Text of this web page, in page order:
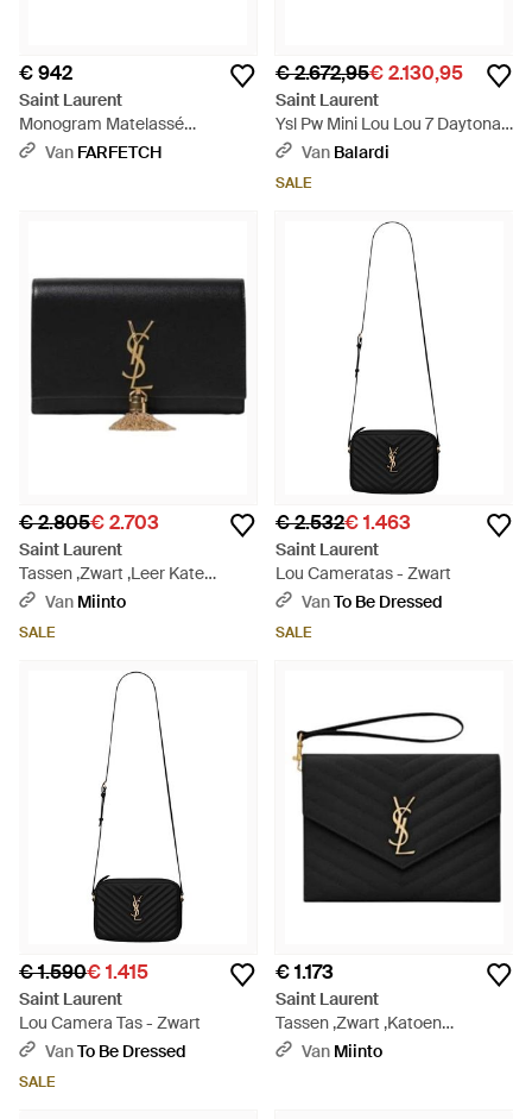
€ 942
Saint Laurent
Monogram Matelassé
Portemonnee Met Ketting -
Van FARFETCH
€ 2.672,95€ 2.130,95
Saint Laurent
Ysl Pw Mini Lou Lou 7 Daytona -
Zwart
Van Balardi
SALE
€ 2.805€ 2.703
Saint Laurent
Tassen ,Zwart ,Leer Kate
Crossbody Bag - Zwart
Van Miinto
SALE
€ 2.532€ 1.463
Saint Laurent
Lou Cameratas - Zwart
VanTo Be Dressed
SALE
€ 1.590€ 1.415
Saint Laurent
Lou Camera Tas - Zwart
VanTo Be Dressed
SALE
€ 1.173
Saint Laurent
Tassen ,Zwart ,Katoen
Cassandre Matelassé - Zwart
Van Miinto